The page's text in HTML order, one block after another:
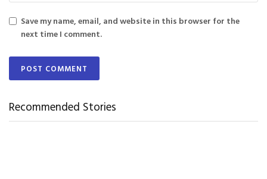
Save my name, email, and website in this browser for the
next time I comment.
Recommended Stories